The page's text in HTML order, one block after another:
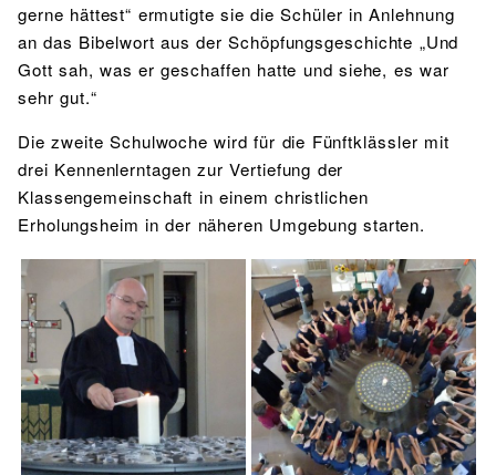
gerne hättest“ ermutigte sie die Schüler in Anlehnung
an das Bibelwort aus der Schöpfungsgeschichte „Und
Gott sah, was er geschaffen hatte und siehe, es war
sehr gut.“
Die zweite Schulwoche wird für die Fünftklässler mit
drei Kennenlerntagen zur Vertiefung der
Klassengemeinschaft in einem christlichen
Erholungsheim in der näheren Umgebung starten.